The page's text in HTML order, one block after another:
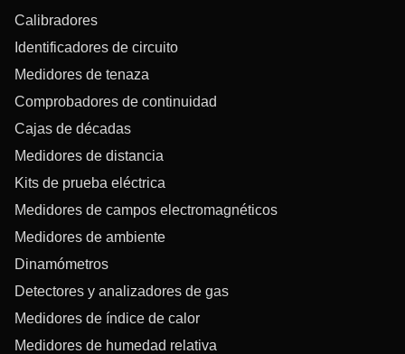
Calibradores
Identificadores de circuito
Medidores de tenaza
Comprobadores de continuidad
Cajas de décadas
Medidores de distancia
Kits de prueba eléctrica
Medidores de campos electromagnéticos
Medidores de ambiente
Dinamómetros
Detectores y analizadores de gas
Medidores de índice de calor
Medidores de humedad relativa